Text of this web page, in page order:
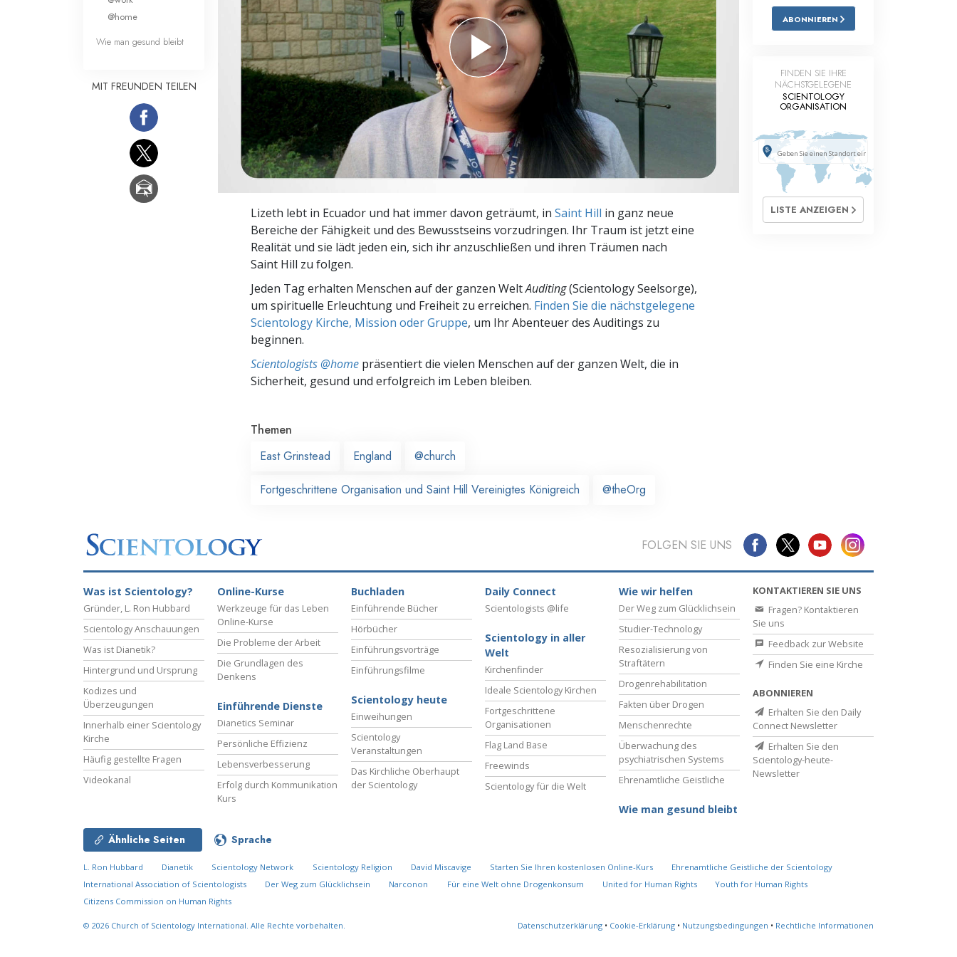
Liebe und Hass – Was ist Größe?
Antworten auf das Drogenproblem
Kinder
Werkzeuge für den Arbeitsplatz
Ethik und die Zustände
Die Ursache von Unterdrückung
Ermittlungen
Grundlagen des Organisierens
Die Grundlagen von Public Relations
Lizeth lebt in Ecuador und hat immer davon geträumt, in Saint Hill in ganz neue
Bereiche der Fähigkeit und des Bewusstseins vorzudringen. Ihr Traum ist jetzt eine
Realität und sie lädt jeden ein, sich ihr anzuschließen und ihren Träumen nach
Saint Hill zu folgen.
Jeden Tag erhalten Menschen auf der ganzen WeltAuditing(Scientology Seelsorge),
um spirituelle Erleuchtung und Freiheit zu erreichen. Finden Sie die nächstgelegene
Scientology Kirche, Mission oder Gruppe, um Ihr Abenteuer des Auditings zu
beginnen.
Scientologists @home präsentiert die vielen Menschen auf der ganzen Welt, die in
Sicherheit, gesund und erfolgreich im Leben bleiben.
Themen
East Grinstead
England @church
Fortgeschrittene Organisation und Saint Hill Vereinigtes Königreich @theOrg
@home
Wie man gesund bleibt
MIT FREUNDEN TEILEN
ABONNIEREN
FINDEN SIE IHRE
NÄCHSTGELEGENE
SCIENTOLOGY
ORGANISATION
LISTE ANZEIGEN
FOLGEN SIE UNS
Was ist Scientology?
Gründer, L. Ron Hubbard
Scientology Anschauungen
Was ist Dianetik?
Hintergrund und Ursprung
Kodizes und
Überzeugungen
Innerhalb einer Scientology
Kirche
Häufig gestellte Fragen
Videokanal
Online-Kurse
Werkzeuge für das Leben
Online-Kurse
Die Probleme der Arbeit
Die Grundlagen des
Denkens
Einführende Dienste
Dianetics Seminar
Persönliche Effizienz
Lebensverbesserung
Erfolg durch Kommunikation
Kurs
Buchladen
Einführende Bücher
Hörbücher
Einführungsvorträge
Einführungsfilme
Scientology heute
Einweihungen
Scientology
Veranstaltungen
Das Kirchliche Oberhaupt
der Scientology
Daily Connect
Scientologists @life
Scientology in aller
Welt
Kirchenfinder
Ideale Scientology Kirchen
Fortgeschrittene
Organisationen
Flag Land Base
Freewinds
Scientology für die Welt
Wie wir helfen
Der Weg zum Glücklichsein
Studier-Technology
Resozialisierung von
Straftätern
Drogenrehabilitation
Fakten über Drogen
Menschenrechte
Überwachung des
psychiatrischen Systems
Ehrenamtliche Geistliche
Wie man gesund bleibt
KONTAKTIEREN SIE UNS
Fragen? Kontaktieren
Sie uns
Feedback zur Website
Finden Sie eine Kirche
ABONNIEREN
Erhalten Sie den Daily
Connect Newsletter
Erhalten Sie den
Scientology-heute-
Newsletter
Ähnliche Seiten Sprache
L. Ron Hubbard Dianetik Scientology Network Scientology Religion David Miscavige Starten Sie Ihren kostenlosen Online-Kurs
Ehrenamtliche Geistliche der Scientology
International Association of Scientologists
Der Weg zum Glücklichsein Narconon Für eine Welt ohne Drogenkonsum United for Human Rights
Youth for Human Rights
Citizens Commission on Human Rights
© 2026 Church of Scientology International. Alle Rechte vorbehalten. Datenschutzerklärung • Cookie-Erklärung • Nutzungsbedingungen • Rechtliche Informationen